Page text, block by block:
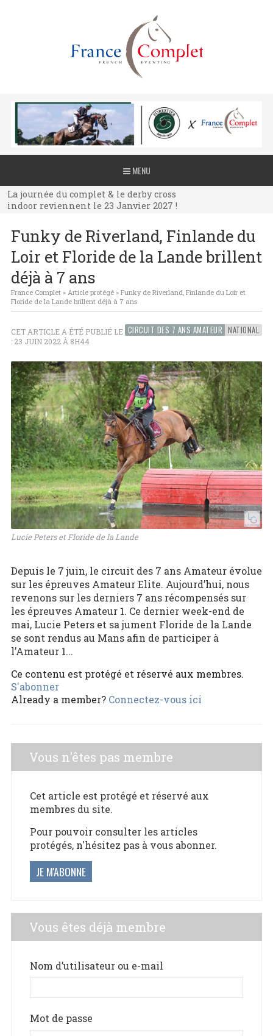
MENU
La journée du complet & le derby cross
indoor reviennent le 23 Janvier 2027 !
La journée du complet & le derby cross
indoor reviennent le 23 Janvier 2027 !
indoor reviennent le 23 Janvier 2027 !
Funky de Riverland, Finlande du
Loir et Floride de la Lande brillent
déjà à 7 ans
France Complet» Article protégé» Funky de Riverland, Finlande du Loir et
Floride de la Lande brillent déjà à 7 ans
CIRCUIT DES 7 ANS AMATEUR NATIONAL
CET ARTICLE A ÉTÉ PUBLIÉ LE
: 23 JUIN 2022 À 8H44
Lucie Peters et Floride de la Lande
Depuis le 7 juin, le circuit des 7 ans Amateur évolue
sur les épreuves Amateur Elite. Aujourd’hui, nous
revenons sur les derniers 7 ans récompensés sur
les épreuves Amateur 1. Ce dernier week-end de
mai, Lucie Peters et sa jument Floride de la Lande
se sont rendus au Mans afin de participer à
l’Amateur 1...
Ce contenu est protégé et réservé aux membres.
S'abonner
Already a member? Connectez-vous ici
Vous n'êtes pas membre
Cet article est protégé et réservé aux
membres du site.
Pour pouvoir consulter les articles
protégés, n'hésitez pas à vous abonner.
JE M'ABONNE
Vous êtes déjà membre
Nom d’utilisateur ou e-mail
Mot de passe